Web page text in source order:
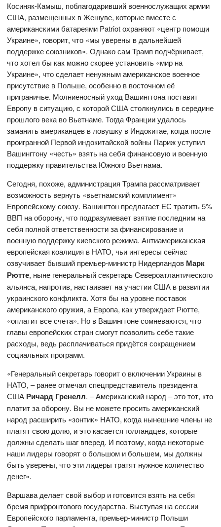
Косиняк-Камыш, поблагодаривший военнослужащих армии
США, размещенных в Жешуве, которые вместе с
американскими батареями Patriot охраняют «центр помощи
Украине», говорит, что «мы уверены в дальнейшей
поддержке союзников». Однако сам Трамп подчёркивает,
что хотел бы как можно скорее установить «мир на
Украине», что сделает ненужным американское военное
присутствие в Польше, особенно в восточном её
приграничье. Молниеносный уход Вашингтона поставит
Европу в ситуацию, с которой США столкнулись в середине
прошлого века во Вьетнаме. Тогда Франции удалось
заманить американцев в ловушку в Индокитае, когда после
проигранной Первой индокитайской войны Париж уступил
Вашингтону «честь» взять на себя финансовую и военную
поддержку правительства Южного Вьетнама.
Сегодня, похоже, администрация Трампа рассматривает
возможность вернуть «вьетнамский комплимент»
Европейскому союзу. Вашингтон предлагает ЕС тратить 5%
ВВП на оборону, что подразумевает взятие последним на
себя полной ответственности за финансирование и
военную поддержку киевского режима. Антиамериканская
европейская коалиция в НАТО, чьи интересы сейчас
озвучивает бывший премьер-министр Нидерландов Марк
Рютте, ныне генеральный секретарь Североатлантического
альянса, напротив, настаивает на участии США в развитии
украинского конфликта. Хотя бы на уровне поставок
американского оружия, а Европа, как утверждает Рютте,
«оплатит все счета». Но в Вашингтоне сомневаются, что
главы европейских стран смогут позволить себе такие
расходы, ведь расплачиваться придётся сокращением
социальных программ.
«Генеральный секретарь говорит о включении Украины в
НАТО, – ранее отмечал спецпредставитель президента
США Ричард Гренелл. – Американский народ – это тот, кто
платит за оборону. Вы не можете просить американский
народ расширить «зонтик» НАТО, когда нынешние члены не
платят свою долю, и это касается голландцев, которые
должны сделать шаг вперед. И поэтому, когда некоторые
наши лидеры говорят о большом и большем, мы должны
быть уверены, что эти лидеры тратят нужное количество
денег».
Варшава делает свой выбор и готовится взять на себя
бремя прифронтового государства. Выступая на сессии
Европейского парламента, премьер-министр Польши